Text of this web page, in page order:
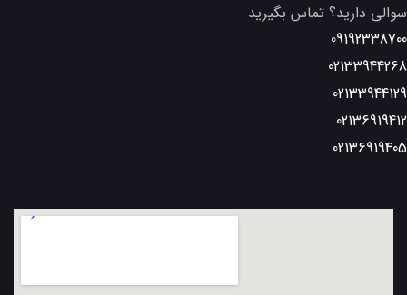
سوالی دارید؟ تماس بگیرید
09192338700
02133944268
02133944129
02136919412
02136919405